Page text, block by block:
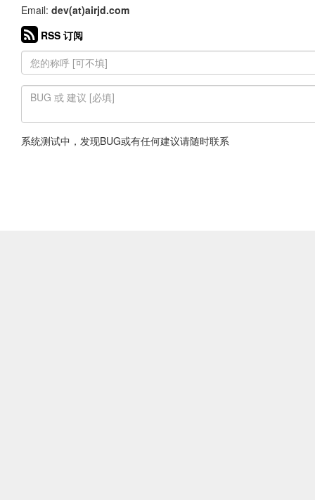
Email: dev(at)airjd.com
RSS 订阅
系统测试中，发现BUG或有任何建议请随时联系